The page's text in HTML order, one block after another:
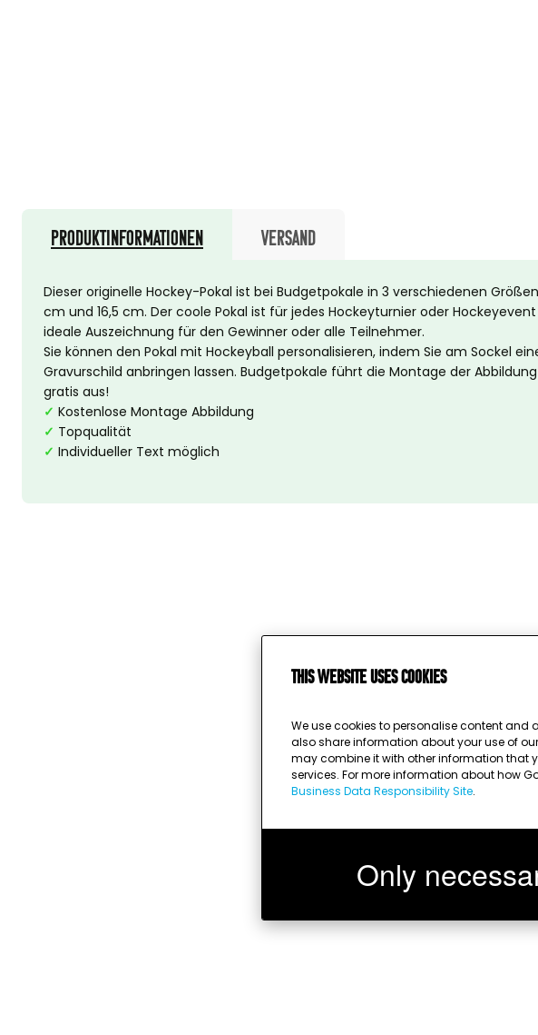
This website uses cookies
We use cookies to personalise content
also share information about your use of
may combine it with other information that
services. For more information about how
Business Data Responsibility Site.
Only
Dieser originelle Hockey-Pokal ist bei Budgetpokale in 3 verschiedenen Größen
cm und 16,5 cm. Der coole Pokal ist für jedes Hockeyturnier oder
ideale Auszeichnung für den Gewinner oder alle Teilnehmer.
Sie können den Pokal mit Hockeyball personalisieren, indem Sie am Sockel
Gravurschild anbringen lassen. Budgetpokale führt die Montage der
gratis aus!
✓ Kostenlose Montage Abbildung
✓ Topqualität
✓ Individueller Text möglich
Produktinformationen Versand